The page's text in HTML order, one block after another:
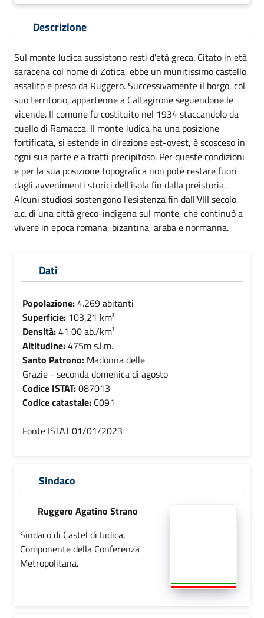
Descrizione
Sul monte Judica sussistono resti d'età greca. Citato in età
saracena col nome di Zotica, ebbe un munitissimo castello,
assalito e preso da Ruggero. Successivamente il borgo, col
suo territorio, appartenne a Caltagirone seguendone le
vicende. Il comune fu costituito nel 1934 staccandolo da
quello di Ramacca. Il monte Judica ha una posizione
fortificata, si estende in direzione est-ovest, è scosceso in
ogni sua parte e a tratti precipitoso. Per queste condizioni
e per la sua posizione topografica non potè restare fuori
dagli avvenimenti storici dell'isola fin dalla preistoria.
Alcuni studiosi sostengono l'esistenza fin dall'VIII secolo
a.c. di una città greco-indigena sul monte, che continuò a
vivere in epoca romana, bizantina, araba e normanna.
Dati
Popolazione:4.269 abitanti
Superficie: 103,21 km²
Densità:41,00 ab./km²
Altitudine:475m s.l.m.
Santo Patrono: Madonna delle
Grazie - seconda domenica di agosto
Codice ISTAT:087013
Codice catastale: C091
Fonte ISTAT 01/01/2023
Sindaco
Ruggero Agatino Strano
Sindaco di Castel di Iudica,
Componente della Conferenza
Metropolitana.